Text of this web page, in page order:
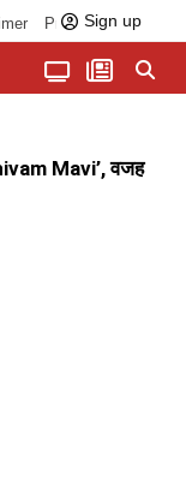
Privacy Policy
Sign up
Mavi’, वजह